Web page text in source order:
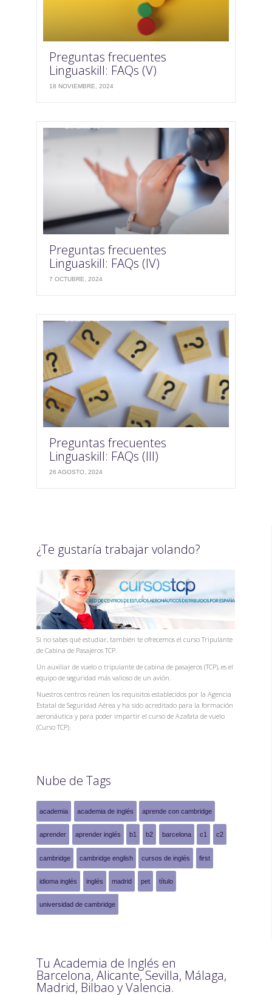
Preguntas frecuentes
Linguaskill: FAQs (V)
18 NOVIEMBRE, 2024
Preguntas frecuentes
Linguaskill: FAQs (IV)
7 OCTUBRE, 2024
Preguntas frecuentes
Linguaskill: FAQs (III)
26 AGOSTO, 2024
¿Te gustaría trabajar volando?
Si no sabes qué estudiar, también te ofrecemos el curso Tripulante
de Cabina de Pasajeros TCP.
Un auxiliar de vuelo o tripulante de cabina de pasajeros (TCP), es el
equipo de seguridad más valioso de un avión.
Nuestros centros reúnen los requisitos establecidos por la Agencia
Estatal de Seguridad Aérea y ha sido acreditado para la formación
aeronáutica y para poder impartir el curso de Azafata de vuelo
(Curso TCP).
Nube de Tags
academia academia de inglés aprende con cambridge
aprender aprender inglés b1 b2 barcelona c1 c2
cambridge cambridge english cursos de inglés first
idioma inglés inglés madrid pet título
universidad de cambridge
Tu Academia de Inglés en
Barcelona, Alicante, Sevilla, Málaga,
Madrid, Bilbao y Valencia.